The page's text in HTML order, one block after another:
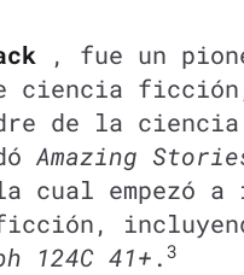
, fue un
ciencia
de la
Amazing
cual empezó
124C 41+ . 3